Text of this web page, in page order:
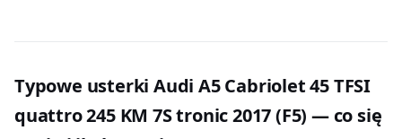
Typowe usterki Audi A5 Cabriolet 45 TFSI
quattro 245 KM 7S tronic 2017 (F5) — co się